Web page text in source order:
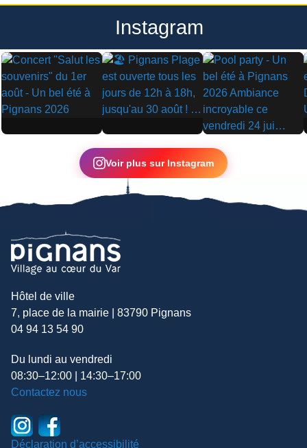
Instagram
▶ ▶
▶
Voir plus sur Instagram
Hôtel de ville
7, place de la mairie | 83790 Pignans
04 94 13 54 90
Du lundi au vendredi
08:30–12:00 | 14:30–17:00
Contactez nous
Déclaration d’accessibilité